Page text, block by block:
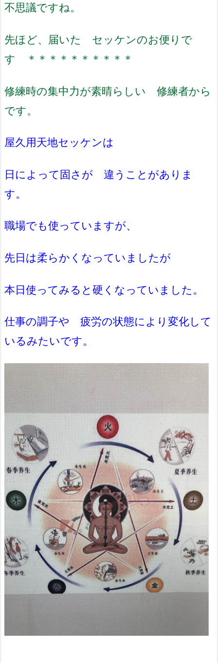
不思議ですね。
先ほど、届いた セッケンのお便りで
す ＊＊＊＊＊＊＊＊＊＊
修練時の集中力が素晴らしい 修練者から
です。
屋久用天地セッケンは
日によって固さが 違うことがありま
す。
職場でも使っていますが、
先日は柔らかくなっていましたが
本日使ってみると硬くなっていました。
仕事の調子や 疲労の状態により変化して
いるみたいです。